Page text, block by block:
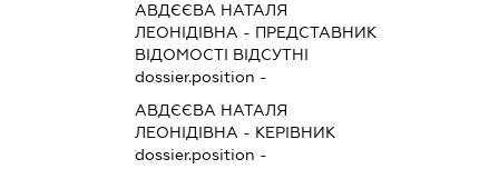
АВДЄЄВА НАТАЛЯ
ЛЕОНІДІВНА - ПРЕДСТАВНИК
ВІДОМОСТІ ВІДСУТНІ
dossier.position -
АВДЄЄВА НАТАЛЯ
ЛЕОНІДІВНА - КЕРІВНИК
dossier.position -